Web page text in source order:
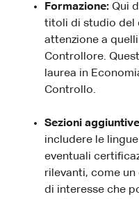
Formazione: Qui
titoli di studio del
attenzione a
Controllore.
laurea in
Controllo.
Sezioni
includere le
eventuali
rilevanti, come
di interesse che